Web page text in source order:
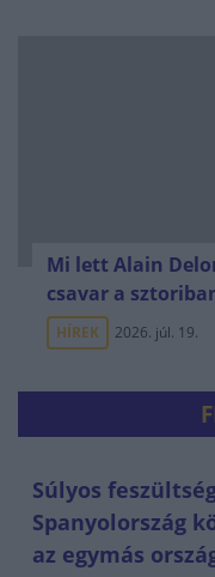
Mi lett Alain
csavar a
HÍREK 2026. júl. 19.
Súlyos
Spanyolország
az egymás